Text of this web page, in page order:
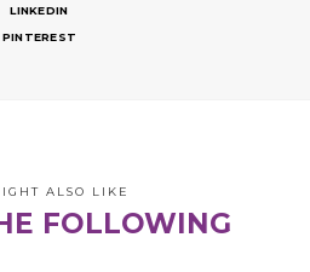
LINKEDIN
PINTEREST
ALSO LIKE
FOLLOWING